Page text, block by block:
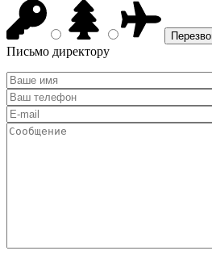
Письмо директору